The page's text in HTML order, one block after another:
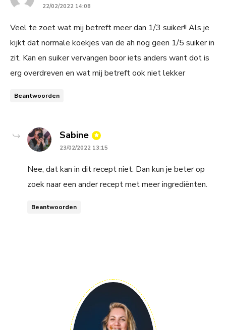
22/02/2022 14:08
Veel te zoet wat mij betreft meer dan 1/3 suiker!! Als je
kijkt dat normale koekjes van de ah nog geen 1/5 suiker in
zit. Kan en suiker vervangen boor iets anders want dot is
erg overdreven en wat mij betreft ook niet lekker
Beantwoorden
Sabine says:
23/02/2022 13:15
Nee, dat kan in dit recept niet. Dan kun je beter op
zoek naar een ander recept met meer ingrediënten.
Beantwoorden